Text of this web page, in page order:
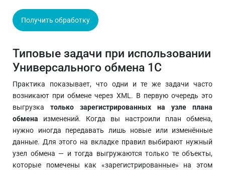
Получить обработку
Типовые задачи при использовании
Универсального обмена 1С
Практика показывает, что одни и те же задачи часто
возникают при обмене через XML. В первую очередь это
выгрузка только зарегистрированных на узле плана
обмена изменений. Когда вы настроили план обмена,
нужно иногда передавать лишь новые или изменённые
данные. Для этого на вкладке правил выбирают нужный
узел обмена — и тогда выгружаются только те объекты,
которые помечены как «зарегистрированные» на этом